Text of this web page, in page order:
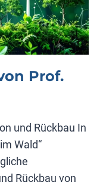
Prof.
und Rückbau In
Wald“
Rückbau von